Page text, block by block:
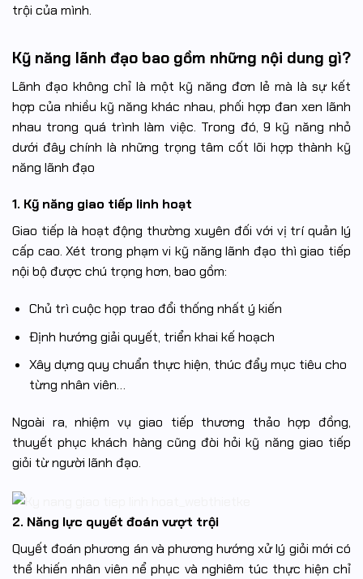
trội của mình.
Kỹ năng lãnh đạo bao gồm những nội dung gì?
Lãnh đạo không chỉ là một kỹ năng đơn lẻ mà là sự kết
hợp của nhiều kỹ năng khác nhau, phối hợp đan xen lãnh
nhau trong quá trình làm việc. Trong đó, 9 kỹ năng nhỏ
dưới đây chính là những trọng tâm cốt lõi hợp thành kỹ
năng lãnh đạo
1. Kỹ năng giao tiếp linh hoạt
Giao tiếp là hoạt động thường xuyên đối với vị trí quản lý
cấp cao. Xét trong phạm vi kỹ năng lãnh đạo thì giao tiếp
nội bộ được chú trọng hơn, bao gồm:
Chủ trì cuộc họp trao đổi thống nhất ý kiến
Định hướng giải quyết, triển khai kế hoạch
Xây dựng quy chuẩn thực hiện, thúc đẩy mục tiêu cho
từng nhân viên…
Ngoài ra, nhiệm vụ giao tiếp thương thảo hợp đồng,
thuyết phục khách hàng cũng đòi hỏi kỹ năng giao tiếp
giỏi từ người lãnh đạo.
2. Năng lực quyết đoán vượt trội
Quyết đoán phương án và phương hướng xử lý giỏi mới có
thể khiến nhân viên nể phục và nghiêm túc thực hiện chỉ